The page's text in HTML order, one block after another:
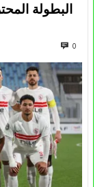
البطولة
0